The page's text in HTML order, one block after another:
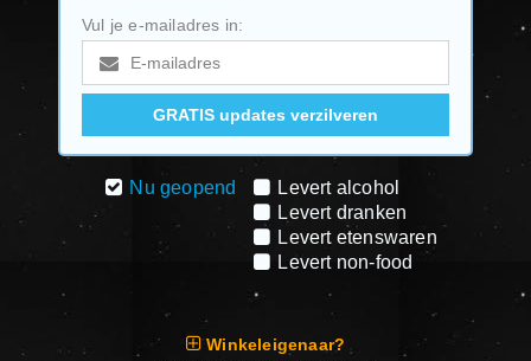
Vul je e-mailadres in:
Nu geopend
Levert alcohol
Levert dranken
Levert etenswaren
Levert non-food
Winkeleigenaar?